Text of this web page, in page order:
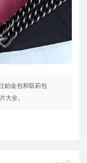
鉑金包和凱莉包
大全。